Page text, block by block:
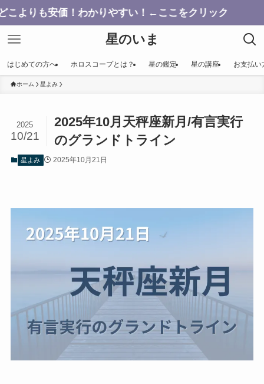
価！わかりやすい！←ここをクリック
星のいま
はじめての方へ ホロスコープとは？ 星の鑑定 星の講座 お支払い
ホーム 星よみ
2025年10月天秤座新月/有言実行
のグランドトライン
2025
10/21
星よみ 2025年10月21日